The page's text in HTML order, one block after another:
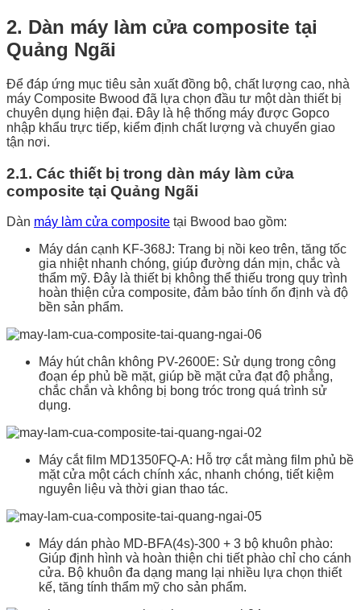
2. Dàn máy làm cửa composite tại
Quảng Ngãi
Để đáp ứng mục tiêu sản xuất đồng bộ, chất lượng cao, nhà
máy Composite Bwood đã lựa chọn đầu tư một dàn thiết bị
chuyên dụng hiện đại. Đây là hệ thống máy được Gopco
nhập khẩu trực tiếp, kiểm định chất lượng và chuyển giao
tận nơi.
2.1. Các thiết bị trong dàn máy làm cửa
composite tại Quảng Ngãi
Dàn máy làm cửa composite tại Bwood bao gồm:
Máy dán cạnh KF-368J: Trang bị nồi keo trên, tăng tốc
gia nhiệt nhanh chóng, giúp đường dán mịn, chắc và
thẩm mỹ. Đây là thiết bị không thể thiếu trong quy trình
hoàn thiện cửa composite, đảm bảo tính ổn định và độ
bền sản phẩm.
Máy hút chân không PV-2600E: Sử dụng trong công
đoạn ép phủ bề mặt, giúp bề mặt cửa đạt độ phẳng,
chắc chắn và không bị bong tróc trong quá trình sử
dụng.
Máy cắt film MD1350FQ-A: Hỗ trợ cắt màng film phủ bề
mặt cửa một cách chính xác, nhanh chóng, tiết kiệm
nguyên liệu và thời gian thao tác.
Máy dán phào MD-BFA(4s)-300 + 3 bộ khuôn phào:
Giúp định hình và hoàn thiện chi tiết phào chỉ cho cánh
cửa. Bộ khuôn đa dạng mang lại nhiều lựa chọn thiết
kế, tăng tính thẩm mỹ cho sản phẩm.